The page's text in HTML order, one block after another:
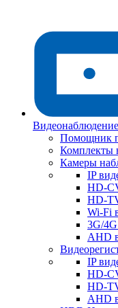
Видеонаблюдение
Помощник
Комплекты
Камеры
IP
HD-
HD-
Wi-Fi
3G/
AHD
IP
HD-
HD-
AHD